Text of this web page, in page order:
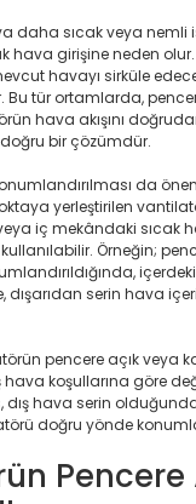
daha sıcak veya nemli
hava girişine neden
havayı sirküle
Bu tür ortamlarda,
hava akışını
bir çözümdür.
da
yerleştirilen
iç mekândaki sıcak
Örneğin;
içerdeki
dışarıdan serin hava
pencere açık veya
hava koşullarına göre
dış hava serin
doğru yönde
Pencere